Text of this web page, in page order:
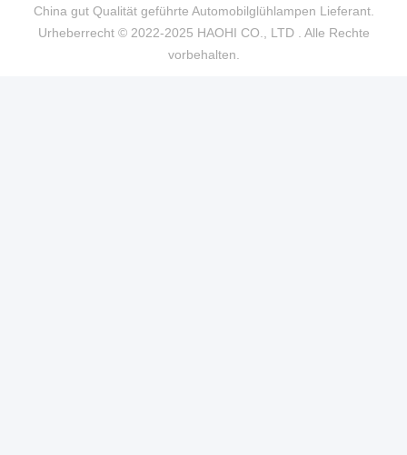
China gut Qualität geführte Automobilglühlampen Lieferant.
Urheberrecht © 2022-2025 HAOHI CO., LTD . Alle Rechte
vorbehalten.